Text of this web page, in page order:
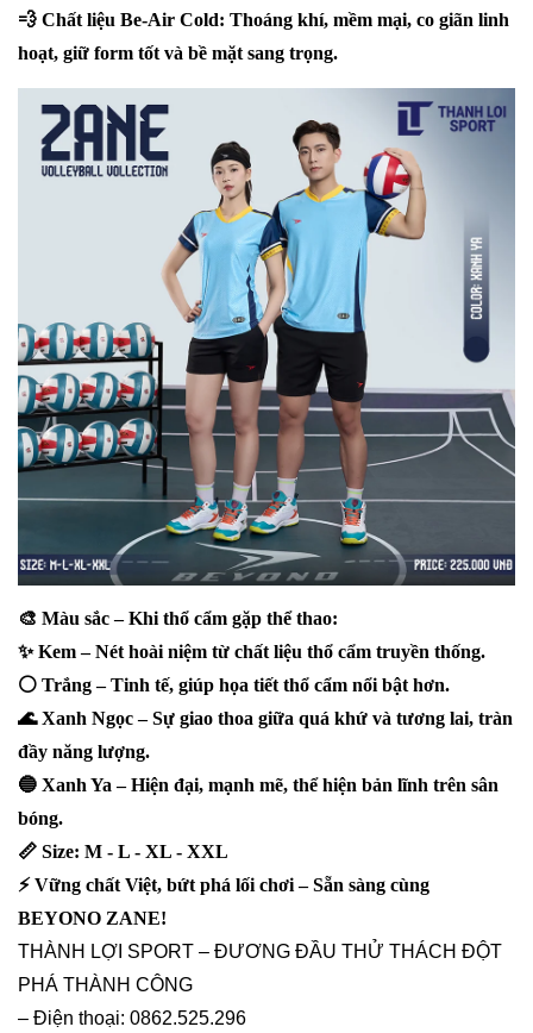
💨 Chất liệu Be-Air Cold: Thoáng khí, mềm mại, co giãn linh
hoạt, giữ form tốt và bề mặt sang trọng.
🎨 Màu sắc – Khi thổ cẩm gặp thể thao:
✨ Kem – Nét hoài niệm từ chất liệu thổ cẩm truyền thống.
⚪ Trắng – Tinh tế, giúp họa tiết thổ cẩm nổi bật hơn.
🌊 Xanh Ngọc – Sự giao thoa giữa quá khứ và tương lai, tràn
đầy năng lượng.
🔵 Xanh Ya – Hiện đại, mạnh mẽ, thể hiện bản lĩnh trên sân
bóng.
📏 Size: M - L - XL - XXL
⚡ Vững chất Việt, bứt phá lối chơi – Sẵn sàng cùng
BEYONO ZANE!
THÀNH LỢI SPORT – ĐƯƠNG ĐẦU THỬ THÁCH ĐỘT
PHÁ THÀNH CÔNG
– Điện thoại: 0862.525.296